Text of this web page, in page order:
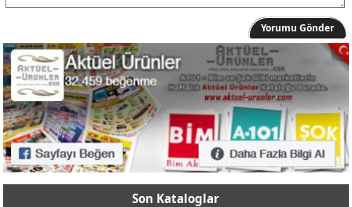
Yorumu Gönder
Son Kataloglar